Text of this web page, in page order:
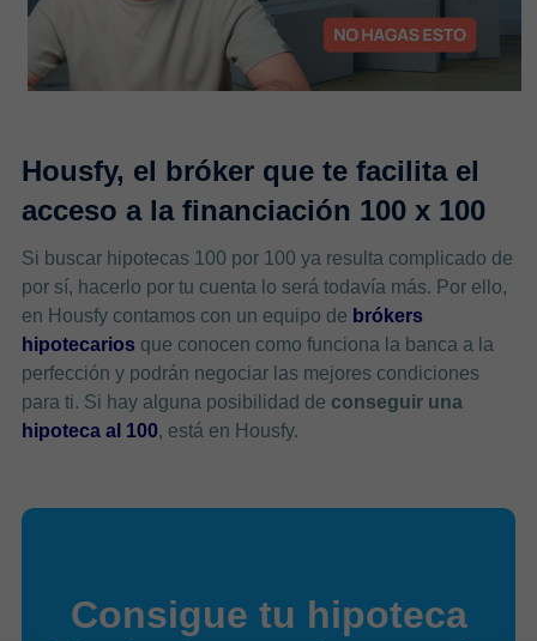
Housfy, el bróker que te facilita el
acceso a la financiación 100 x 100
Si buscar hipotecas 100 por 100 ya resulta complicado de
por sí, hacerlo por tu cuenta lo será todavía más. Por ello,
en Housfy contamos con un equipo de brókers
hipotecarios que conocen como funciona la banca a la
perfección y podrán negociar las mejores condiciones
para ti. Si hay alguna posibilidad de conseguir una
hipoteca al 100, está en Housfy.
Consigue tu hipoteca